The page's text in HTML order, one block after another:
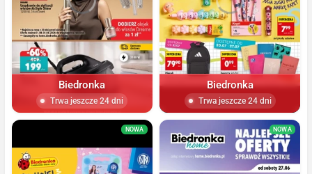
Biedronka
Trwa jeszcze 24 dni
Biedronka
Trwa jeszcze 24 dni
NOWA NOWA